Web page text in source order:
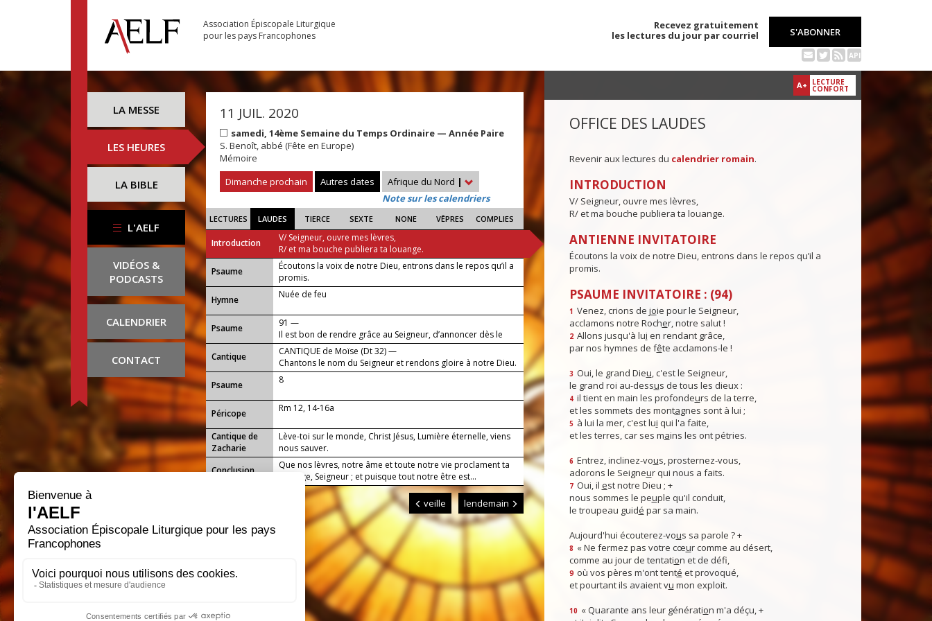
Association Épiscopale Liturgique
pour les pays Francophones
Recevez gratuitement
les lectures du jour par courriel
S'ABONNER
API
LA MESSE
LES HEURES
LA BIBLE
L'AELF
VIDÉOS &
PODCASTS
CALENDRIER
CONTACT
11 JUIL. 2020
samedi, 14ème Semaine du Temps Ordinaire — Année Paire
S. Benoît, abbé (Fête en Europe)
Mémoire
Dimanche prochain
Autres dates Afrique du Nord |
Note sur les calendriers
LECTURES LAUDES TIERCE SEXTE NONE VÊPRES COMPLIES
Introduction
V/ Seigneur, ouvre mes lèvres,
R/ et ma bouche publiera ta louange.
Psaume
Écoutons la voix de notre Dieu, entrons dans le repos qu’il a
promis.
Hymne
Nuée de feu
Psaume
91 —
Il est bon de rendre grâce au Seigneur, d’annoncer dès le
matin son amour.
Cantique
CANTIQUE de Moïse (Dt 32) —
Chantons le nom du Seigneur et rendons gloire à notre Dieu.
Psaume
8
Péricope Rm 12, 14-16a
Cantique de
Zacharie
Lève-toi sur le monde, Christ Jésus, Lumière éternelle, viens
nous sauver.
Conclusion
Que nos lèvres, notre âme et toute notre vie proclament ta
louange, Seigneur ; et puisque tout notre être est...
veille lendemain
A+ LECTURE
CONFORT
OFFICE DES LAUDES
Revenir aux lectures du calendrier romain.
INTRODUCTION
V/ Seigneur, ouvre mes lèvres,
R/ et ma bouche publiera ta louange.
ANTIENNE INVITATOIRE
Écoutons la voix de notre Dieu, entrons dans le repos qu’il a
promis.
PSAUME INVITATOIRE : (94)
1 Venez, crions de joie pour le Seigneur,
acclamons notre Rocher, notre salut !
2 Allons jusqu'à lui en rendant grâce,
par nos hymnes de fête acclamons-le !
3 Oui, le grand Dieu, c'est le Seigneur,
le grand roi au-dessus de tous les dieux :
4 il tient en main les profondeurs de la terre,
et les sommets des montagnes sont à lui ;
5 à lui la mer, c'est lui qui l'a faite,
et les terres, car ses mains les ont pétries.
6 Entrez, inclinez-vous, prosternez-vous,
adorons le Seigneur qui nous a faits.
7 Oui, il est notre Dieu ; +
nous sommes le peuple qu'il conduit,
le troupeau guidé par sa main.
Aujourd'hui écouterez-vous sa parole ? +
8 « Ne fermez pas votre cœur comme au désert,
comme au jour de tentation et de défi,
9 où vos pères m'ont tenté et provoqué,
et pourtant ils avaient vu mon exploit.
10 « Quarante ans leur génération m'a déçu, +